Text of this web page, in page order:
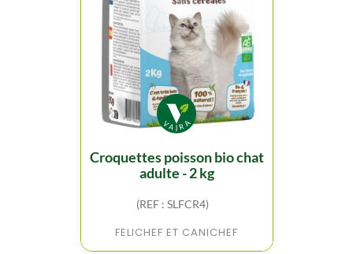
croquettes poisson bio chat
adulte - 2 kg
(REF : SLFCR4)
FELICHEF ET CANICHEF